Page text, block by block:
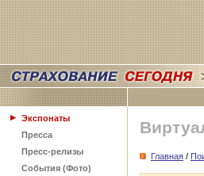
Экспонаты
Пресса
Пресс-релизы
События (Фото)
Главная /